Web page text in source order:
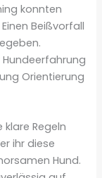
konnten
Beißvorfall
Orientierung
klare Regeln
ihr diese
Hund.